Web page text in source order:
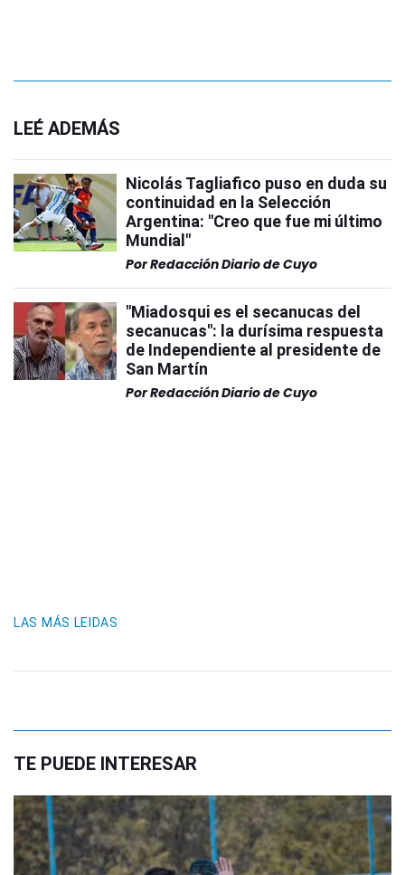
LEÉ ADEMÁS
Nicolás Tagliafico puso en duda su
continuidad en la Selección
Argentina: "Creo que fue mi último
Mundial"
PorRedacción Diario de Cuyo
"Miadosqui es el secanucas del
secanucas": la durísima respuesta
de Independiente al presidente de
San Martín
PorRedacción Diario de Cuyo
LAS MÁS LEIDAS
TE PUEDE INTERESAR